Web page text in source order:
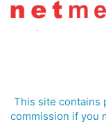
This site contains
commission if you